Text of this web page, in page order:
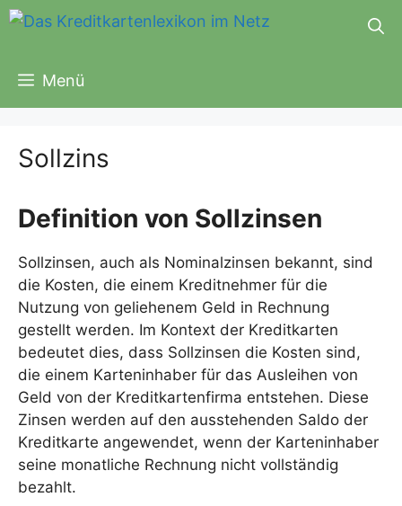
Zum
Inhalt
Menü
Sollzins
Definition von Sollzinsen
Sollzinsen, auch als Nominalzinsen bekannt, sind
die Kosten, die einem Kreditnehmer für die
Nutzung von geliehenem Geld in Rechnung
gestellt werden. Im Kontext der Kreditkarten
bedeutet dies, dass Sollzinsen die Kosten sind,
die einem Karteninhaber für das Ausleihen von
Geld von der Kreditkartenfirma entstehen. Diese
Zinsen werden auf den ausstehenden Saldo der
Kreditkarte angewendet, wenn der Karteninhaber
seine monatliche Rechnung nicht vollständig
bezahlt.